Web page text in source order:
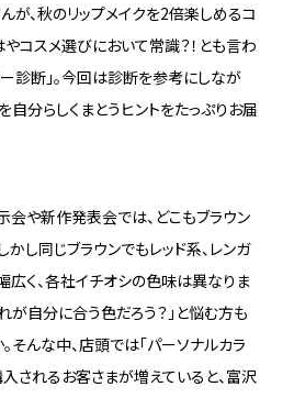
が、秋のリップメイクを2倍楽しめるコ
やコスメ選びにおいて常識？！とも言わ
診断」。今回は診断を参考にしなが
自分らしくまとうヒントをたっぷりお届
や新作発表会では、どこもブラウン
かし同じブラウンでもレッド系、レンガ
く、各社イチオシの色味は異なりま
が自分に合う色だろう？」と悩む方も
そんな中、店頭では「パーソナルカラ
されるお客さまが増えていると、富沢